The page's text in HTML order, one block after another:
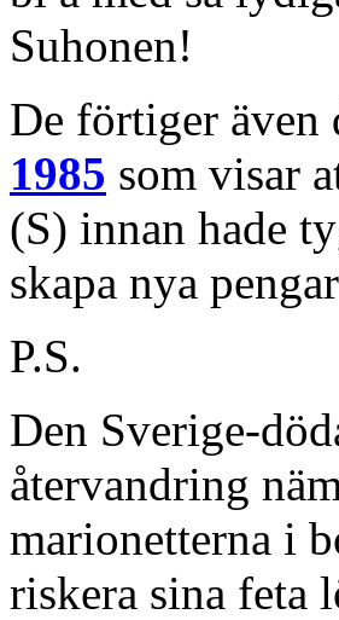
Suhonen!
De förtiger även
1985 som visar
(S) innan hade
skapa nya
P.S.
Den Sverige-
återvandring
marionetterna i
riskera sina feta